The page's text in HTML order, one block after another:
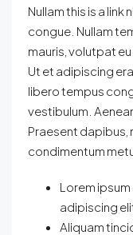
Nullam this is a
congue. Nullam
mauris, volutpat eu
Ut et adipiscing
libero tempus
vestibulum.
Praesent dapibus,
condimentum
Lorem
adipiscing
Aliquam